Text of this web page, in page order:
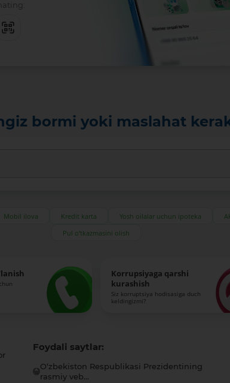
bormi yoki maslahat
Mobil ilova Kredit karta Yosh oilalar uchun ipoteka
Pul o‘tkazmasini olish
Korrupsiyaga qarshi
kurashish
Siz korruptsiya hodisasiga duch
keldingizmi?
Foydali saytlar:
O‘zbekiston Respublikasi Prezidentining
rasmiy veb...